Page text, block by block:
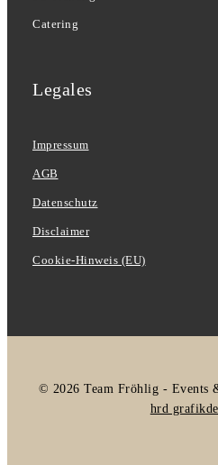
Catering
Legales
Impressum
AGB
Datenschutz
Disclaimer
Cookie-Hinweis (EU)
© 2026 Team Fröhlig - Events
hrd